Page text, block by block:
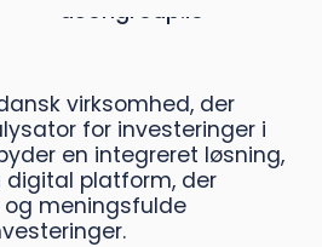
aeongroup.io
virksomhed, der
for investeringer i
en integreret løsning,
platform, der
meningsfulde